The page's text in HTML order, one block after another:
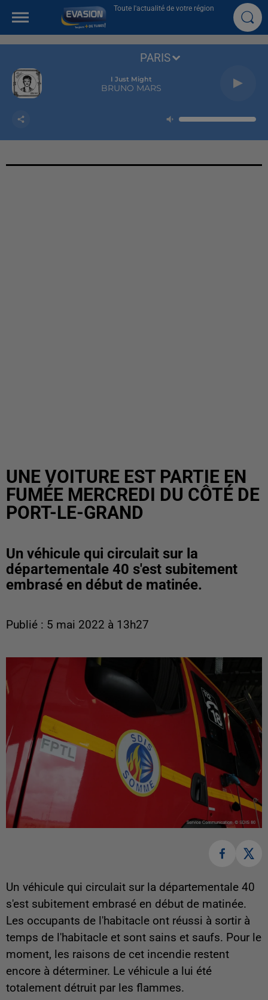
Toute l'actualité de votre région
I Just Might
BRUNO MARS
PARIS
UNE VOITURE EST PARTIE EN
FUMÉE MERCREDI DU CÔTÉ DE
PORT-LE-GRAND
Un véhicule qui circulait sur la
départementale 40 s'est subitement
embrasé en début de matinée.
Publié : 5 mai 2022 à 13h27
Un véhicule qui circulait sur la départementale 40
s'est subitement embrasé en début de matinée.
Les occupants de l'habitacle ont réussi à sortir à
temps de l'habitacle et sont sains et saufs. Pour le
moment, les raisons de cet incendie restent
encore à déterminer. Le véhicule a lui été
totalement détruit par les flammes.